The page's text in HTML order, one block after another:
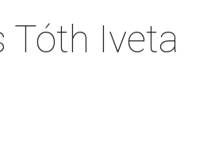
Tóth Iveta